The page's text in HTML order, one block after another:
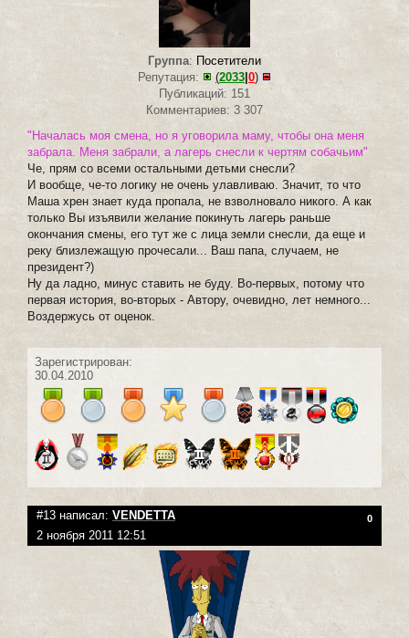
Группа: Посетители
Репутация:
(2033|0)
Публикаций: 151
Комментариев: 3 307
"Началась моя смена, но я уговорила маму, чтобы она меня
забрала. Меня забрали, а лагерь снесли к чертям собачьим"
Че, прям со всеми остальными детьми снесли?
И вообще, че-то логику не очень улавливаю. Значит, то что
Маша хрен знает куда пропала, не взволновало никого. А как
только Вы изъявили желание покинуть лагерь раньше
окончания смены, его тут же с лица земли снесли, да еще и
реку близлежащую прочесали... Ваш папа, случаем, не
президент?)
Ну да ладно, минус ставить не буду. Во-первых, потому что
первая история, во-вторых - Автору, очевидно, лет немного...
Воздержусь от оценок.
Зарегистрирован:
30.04.2010
#13 написал: VENDETTA 0
2 ноября 2011 12:51